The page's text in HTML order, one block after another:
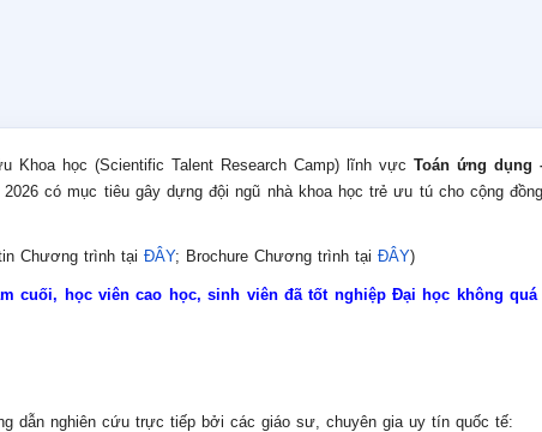
Khoa học (Scientific Talent Research Camp) lĩnh vực Toán ứng dụng
có mục tiêu gây dựng đội ngũ nhà khoa học trẻ ưu tú cho cộng
Chương trình tại ĐÂY; Brochure Chương trình tại ĐÂY)
cuối, học viên cao học, sinh viên đã tốt nghiệp Đại học không
dẫn nghiên cứu trực tiếp bởi các giáo sư, chuyên gia uy tín quốc tế: